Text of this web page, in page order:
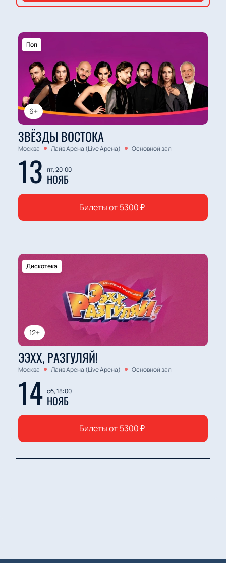
6+
Поп
ЗВЁЗДЫ ВОСТОКА
Москва Лайв Арена (Live Арена) Основной зал
13 пт, 20:00
НОЯБ
Билеты от 5300₽
12+
Дискотека
ЭЭХХ, РАЗГУЛЯЙ!
Москва Лайв Арена (Live Арена) Основной зал
14 сб, 18:00
НОЯБ
Билеты от 5300₽